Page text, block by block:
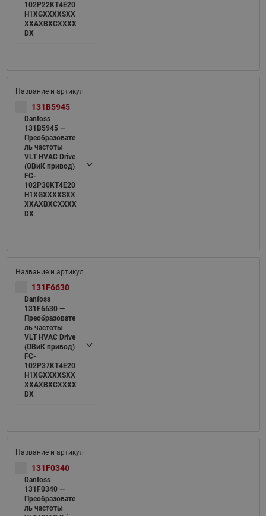
102P22KT4E20
H1XGXXXXSXX
XXAXBXCXXXX
DX
131B5945
Danfoss
131B5945 —
Преобразовате
ль частоты
VLT HVAC Drive
(ОВиК привод)
FC-
102P30KT4E20
H1XGXXXXSXX
XXAXBXCXXXX
DX
131F6630
Danfoss
131F6630 —
Преобразовате
ль частоты
VLT HVAC Drive
(ОВиК привод)
FC-
102P37KT4E20
H1XGXXXXSXX
XXAXBXCXXXX
DX
131F0340
Danfoss
131F0340 —
Преобразовате
ль частоты